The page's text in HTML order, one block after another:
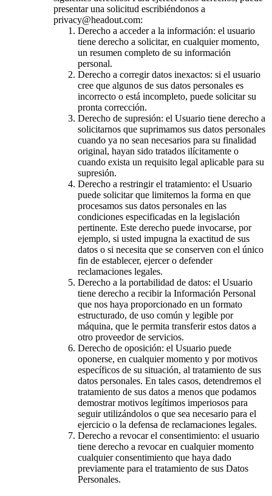
presentar una solicitud escribiéndonos a
privacy@headout.com:
Derecho a acceder a la información: el usuario
tiene derecho a solicitar, en cualquier momento,
un resumen completo de su información
personal.
Derecho a corregir datos inexactos: si el usuario
cree que algunos de sus datos personales es
incorrecto o está incompleto, puede solicitar su
pronta corrección.
Derecho de supresión: el Usuario tiene derecho a
solicitarnos que suprimamos sus datos personales
cuando ya no sean necesarios para su finalidad
original, hayan sido tratados ilícitamente o
cuando exista un requisito legal aplicable para su
supresión.
Derecho a restringir el tratamiento: el Usuario
puede solicitar que limitemos la forma en que
procesamos sus datos personales en las
condiciones especificadas en la legislación
pertinente. Este derecho puede invocarse, por
ejemplo, si usted impugna la exactitud de sus
datos o si necesita que se conserven con el único
fin de establecer, ejercer o defender
reclamaciones legales.
Derecho a la portabilidad de datos: el Usuario
tiene derecho a recibir la Información Personal
que nos haya proporcionado en un formato
estructurado, de uso común y legible por
máquina, que le permita transferir estos datos a
otro proveedor de servicios.
Derecho de oposición: el Usuario puede
oponerse, en cualquier momento y por motivos
específicos de su situación, al tratamiento de sus
datos personales. En tales casos, detendremos el
tratamiento de sus datos a menos que podamos
demostrar motivos legítimos imperiosos para
seguir utilizándolos o que sea necesario para el
ejercicio o la defensa de reclamaciones legales.
Derecho a revocar el consentimiento: el usuario
tiene derecho a revocar en cualquier momento
cualquier consentimiento que haya dado
previamente para el tratamiento de sus Datos
Personales.